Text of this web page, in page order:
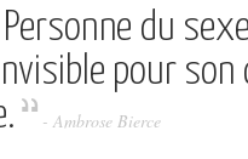
du
pour
- Ambrose Bierce